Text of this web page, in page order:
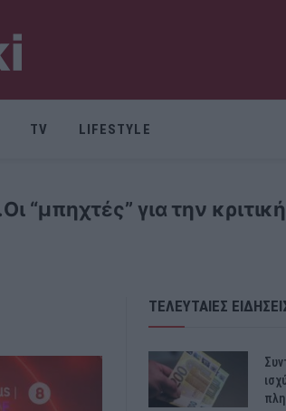
TV LIFESTYLE
“μπηχτές” για την κριτική
ΤΕΛΕΥΤΑΙΕΣ